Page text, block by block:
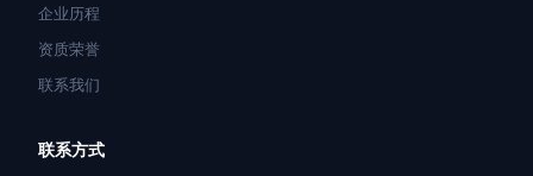
企业历程
资质荣誉
联系我们
联系方式